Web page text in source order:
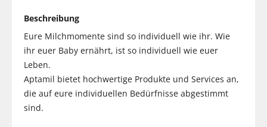
Beschreibung
Eure Milchmomente sind so individuell wie ihr. Wie
ihr euer Baby ernährt, ist so individuell wie euer
Leben.
Aptamil bietet hochwertige Produkte und Services an,
die auf eure individuellen Bedürfnisse abgestimmt
sind.